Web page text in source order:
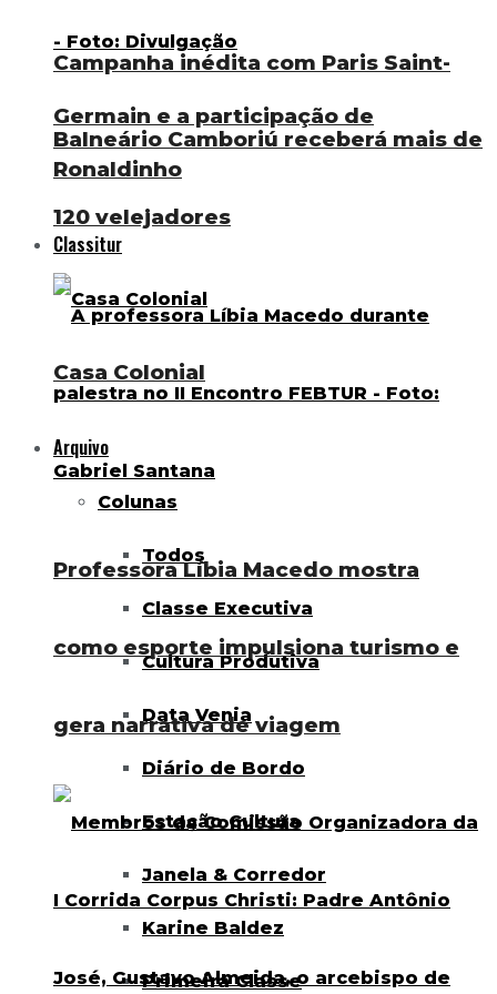
Campanha inédita com Paris Saint-
Germain e a participação de
Ronaldinho
Classitur
Casa Colonial
Arquivo
Colunas
Todos
Classe Executiva
Cultura Produtiva
Data Venia
Diário de Bordo
Estação Cultura
Janela & Corredor
Karine Baldez
Primeira Classe
Balneário Camboriú receberá mais de
120 velejadores
Professora Líbia Macedo mostra
como esporte impulsiona turismo e
gera narrativa de viagem